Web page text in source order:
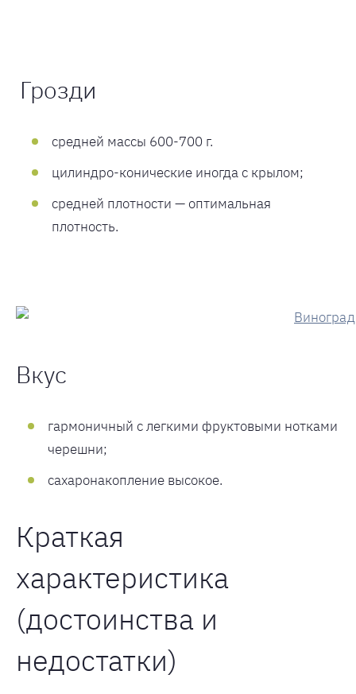
Грозди
средней массы 600-700 г.
цилиндро-конические иногда с крылом;
средней плотности — оптимальная
плотность.
Вкус
гармоничный с легкими фруктовыми нотками
черешни;
сахаронакопление высокое.
Краткая
характеристика
(достоинства и
недостатки)